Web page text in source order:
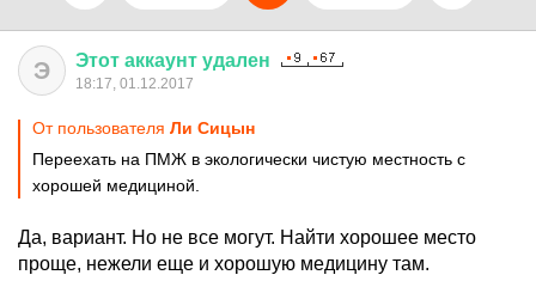
Э Этот аккаунт удален
18:17, 01.12.2017
От пользователя Ли Сицын
Переехать на ПМЖ в экологически чистую местность с
хорошей медициной.
Да, вариант. Но не все могут. Найти хорошее место
проще, нежели еще и хорошую медицину там.